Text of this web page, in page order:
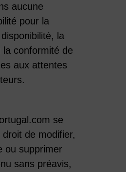
aucune
pour la
la
la conformité de
aux attentes
se
de modifier,
ou supprimer
sans préavis,